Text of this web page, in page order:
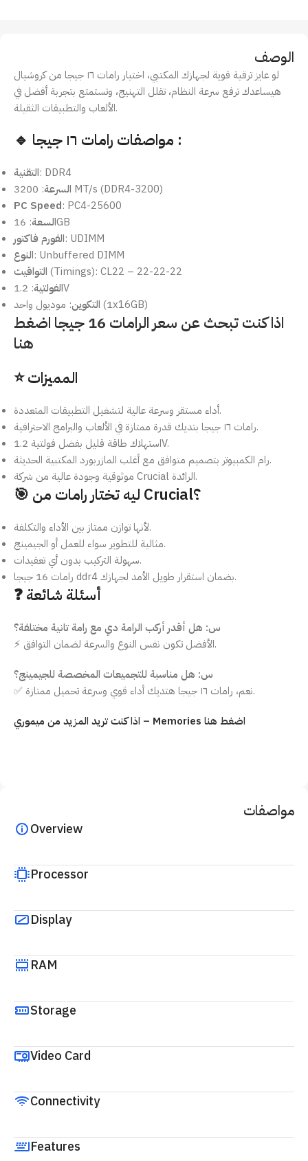
الوصف
لو عايز ترقية قوية لجهازك المكتبي، اختيار رامات ١٦ جيجا من كروشيال
هيساعدك ترفع سرعة النظام، تقلل التهنيج، وتستمتع بتجربة أفضل في
الألعاب والتطبيقات الثقيلة.
🔹 مواصفات رامات ١٦ جيجا :
التقنية: DDR4
السرعة : 3200 MT/s (DDR4-3200)
PC Speed: PC4-25600
السعة: 16GB
الفورم فاكتور: UDIMM
النوع: Unbuffered DIMM
(Timings): CL22 – 22-22-22
الفولتية: 1.2V
التكوين
: موديول واحد (1x16GB)
اذا كنت تبحث عن سعر الرامات 16 جيجا اضغط
أداء مستقر وسرعة عالية لتشغيل التطبيقات المتعددة.
رامات ١٦ جيجا بتديك قدرة ممتازة في الألعاب والبرامج الاحترافية.
استهلاك طاقة قليل بفضل فولتية 1.2V.
رام الكمبيوتر بتصميم متوافق مع أغلب المازربورد المكتبية الحديثة.
موثوقية وجودة عالية من شركة Crucial الرائدة.
🎯 ليه تختار رامات من Crucial؟
لأنها توازن ممتاز بين الأداء والتكلفة.
مثالية للتطوير سواء للعمل أو الجيمينج.
سهولة التركيب بدون أي تعقيدات.
رامات 16 جيجا ddr4 بضمان استقرار طويل الأمد لجهازك.
❓ أسئلة شائعة
س: هل أقدر أركب الرامة دي مع رامة تانية مختلفة؟
⚡ الأفضل تكون نفس النوع والسرعة لضمان التوافق.
س: هل مناسبة للتجميعات المخصصة للجيمينج؟
✅ نعم، رامات ١٦ جيجا هتديك أداء قوي وسرعة تحميل ممتازة.
مواصفات
Overview
Processor
Display
RAM
Storage
Video Card
Connectivity
Features